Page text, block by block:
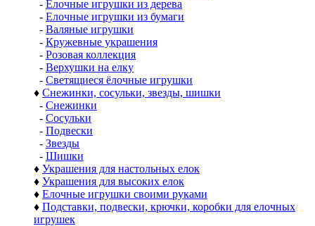
- Елочные игрушки из дерева
- Елочные игрушки из бумаги
- Валяные игрушки
- Кружевные украшения
- Розовая коллекция
- Верхушки на елку
- Светящиеся ёлочные игрушки
♦ Снежинки, сосульки, звезды, шишки
- Снежинки
- Сосульки
- Подвески
- Звезды
- Шишки
♦ Украшения для настольных елок
♦ Украшения для высоких елок
♦ Елочные игрушки своими руками
♦ Подставки, подвески, крючки, коробки для елочных
игрушек